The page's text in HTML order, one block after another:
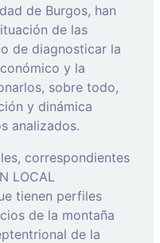
de Burgos, han
de las
de diagnosticar la
y la
sobre todo,
y dinámica
analizados.
correspondientes
LOCAL
tienen perfiles
de la montaña
de la